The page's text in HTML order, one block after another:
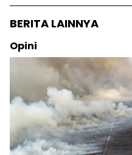
BERITA LAINNYA
Opini